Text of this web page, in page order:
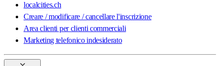
localcities.ch
Creare / modificare / cancellare l'inscrizione
Area clienti per clienti commerciali
Marketing telefonico indesiderato